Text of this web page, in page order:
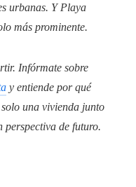
urbanas. Y Playa
más prominente.
Infórmate sobre
y entiende por qué
una vivienda junto
perspectiva de futuro.